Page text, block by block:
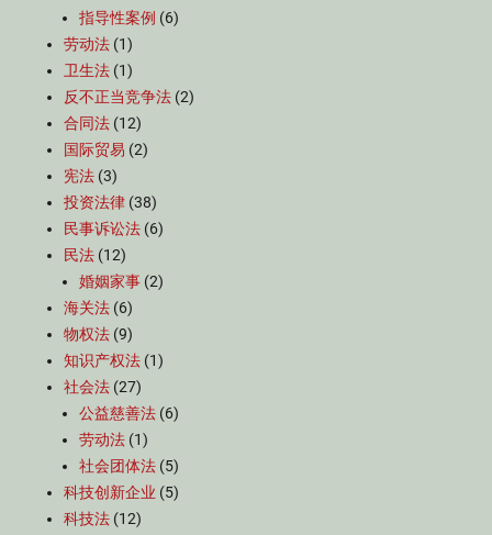
指导性案例 (6)
劳动法 (1)
卫生法 (1)
反不正当竞争法 (2)
合同法 (12)
国际贸易 (2)
宪法 (3)
投资法律 (38)
民事诉讼法 (6)
民法 (12)
婚姻家事 (2)
海关法 (6)
物权法 (9)
知识产权法 (1)
社会法 (27)
公益慈善法 (6)
劳动法 (1)
社会团体法 (5)
科技创新企业 (5)
科技法 (12)